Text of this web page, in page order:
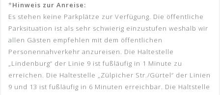
*Hinweis zur Anreise:
Es stehen keine Parkplätze zur Verfügung. Die öffentliche
Parksituation ist als sehr schwierig einzustufen weshalb wir
allen Gästen empfehlen mit dem öffentlichen
Personennahverkehr anzureisen. Die Haltestelle
„Lindenburg“ der Linie 9 ist fußläufig in 1 Minute zu
erreichen. Die Haltestelle „Zülpicher Str./Gürtel“ der Linien
9 und 13 ist fußläufig in 6 Minuten erreichbar. Die Haltstelle